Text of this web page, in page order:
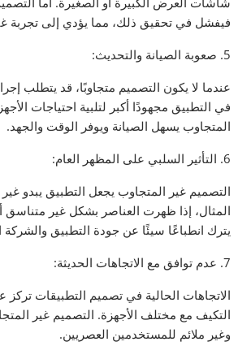
فيفشل في تحقيق ذلك، مما يؤدي إلى تجربة
5. صعوبة الصيانة والتحديث:
عندما لا يكون التصميم متجاوبًا، قد يتطلب
في التطبيق مجهودًا أكبر لتلبية احتياجات
المتجاوب يسهل الصيانة ويوفر الوقت والجهد.
6. التأثير السلبي على المظهر العام:
التصميم غير المتجاوب يجعل التطبيق يبدو
المثال، إذا ظهرت العناصر بشكل غير متناسق
يترك انطباعًا سيئًا عن جودة التطبيق والشركة
7. عدم توافق مع الاتجاهات الحديثة:
الاتجاهات الحالية في تصميم التطبيقات تركز
التكيف مع مختلف الأجهزة. التصميم غير
وغير ملائم للمستخدمين العصريين.